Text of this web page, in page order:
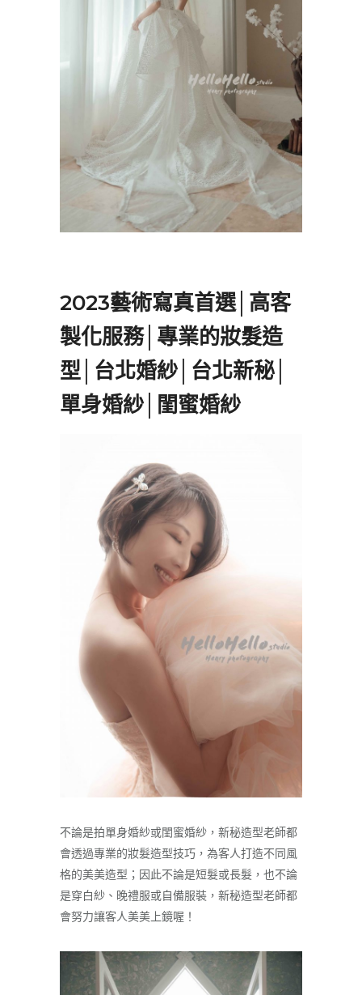
2023藝術寫真首選│高客
製化服務│專業的妝髮造
型│台北婚紗│台北新秘│
單身婚紗│閨蜜婚紗
不論是拍單身婚紗或閨蜜婚紗，新秘造型老師都
會透過專業的妝髮造型技巧，為客人打造不同風
格的美美造型；因此不論是短髮或長髮，也不論
是穿白紗、晚禮服或自備服裝，新秘造型老師都
會努力讓客人美美上鏡喔！